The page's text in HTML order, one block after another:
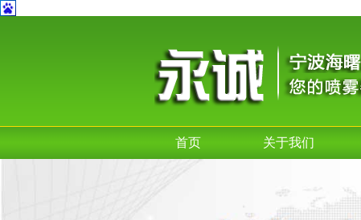
首页 关于我们